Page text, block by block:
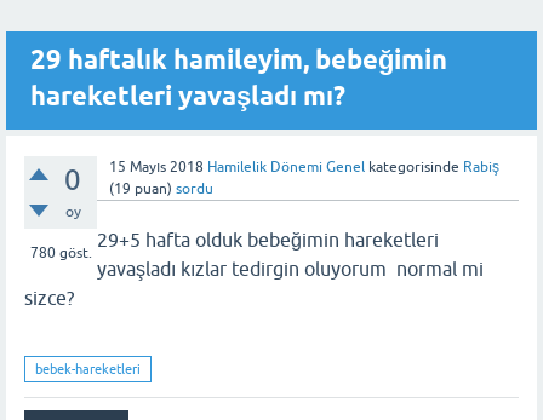
29 haftalık hamileyim, bebeğimin
hareketleri yavaşladı mı?
0
oy
780göst.
15 Mayıs 2018 Hamilelik Dönemi Genel kategorisinde Rabiş
(19 puan) sordu
29+5 hafta olduk bebeğimin hareketleri
yavaşladı kızlar tedirgin oluyorum normal mi
sizce?
bebek-hareketleri